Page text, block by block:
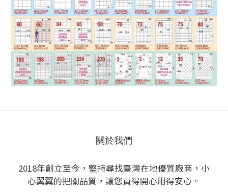
關於我們
2018年創立至今，堅持尋找臺灣在地優質廠商，小
心翼翼的把關品質，讓您買得開心用得安心。